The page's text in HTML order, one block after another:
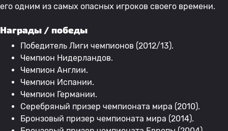
его одним из самых опасных игроков своего времени.
Награды / победы
Победитель Лиги чемпионов (2012/13).
Чемпион Нидерландов.
Чемпион Англии.
Чемпион Испании.
Чемпион Германии.
Серебряный призер чемпионата мира (2010).
Бронзовый призер чемпионата мира (2014).